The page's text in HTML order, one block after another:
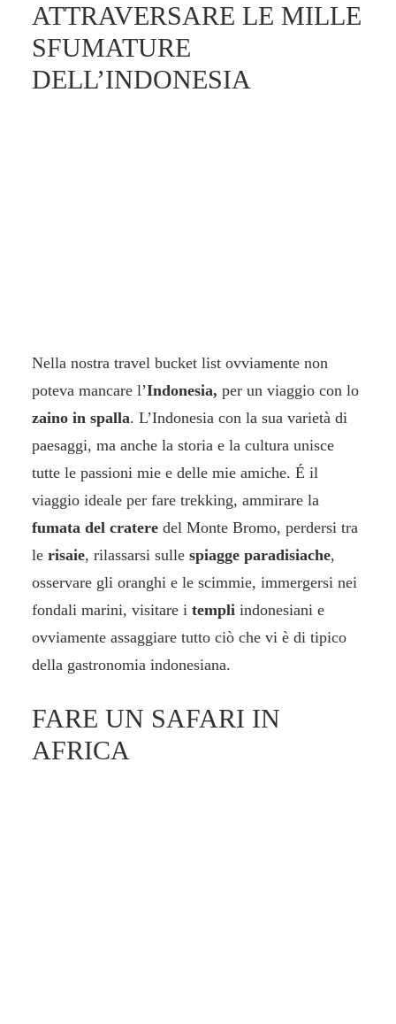
ATTRAVERSARE LE MILLE
SFUMATURE
DELL’INDONESIA
Nella nostra travel bucket list ovviamente non
poteva mancare l’Indonesia, per un viaggio con lo
zaino in spalla. L’Indonesia con la sua varietà di
paesaggi, ma anche la storia e la cultura unisce
tutte le passioni mie e delle mie amiche. É il
viaggio ideale per fare trekking, ammirare la
fumata del cratere del Monte Bromo, perdersi tra
le risaie, rilassarsi sulle spiagge paradisiache,
osservare gli oranghi e le scimmie, immergersi nei
fondali marini, visitare i templi indonesiani e
ovviamente assaggiare tutto ciò che vi è di tipico
della gastronomia indonesiana.
FARE UN SAFARI IN
AFRICA